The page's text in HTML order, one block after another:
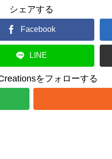
シェアする
Facebook
LINE
をフォローする